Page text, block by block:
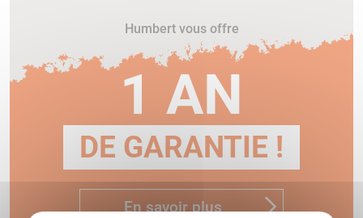
Humbert vous offre
1 AN
DE GARANTIE !
En savoir plus